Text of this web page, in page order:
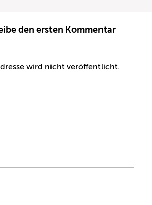
den ersten Kommentar
wird nicht veröffentlicht.